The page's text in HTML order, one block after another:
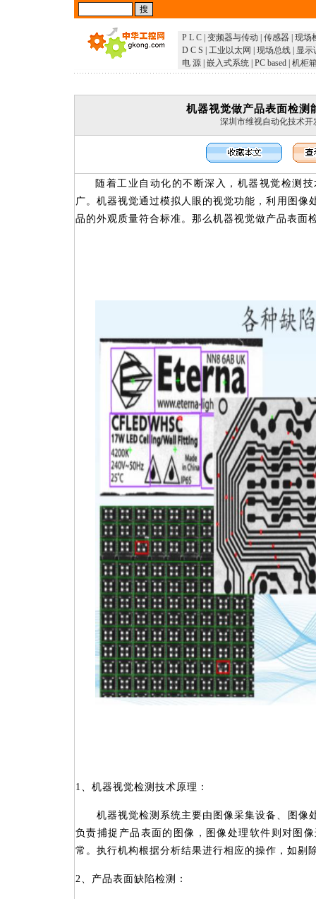
P L C 变频器与传动 传感器 现场
D C S
工业以太网 现场总线
显示
电 源 嵌入式系统 PC based 机柜
机器视觉做产品表面检测
深圳市维视自动化技术开
随着工业自动化的不断深入，机器视觉检测
广。机器视觉通过模拟人眼的视觉功能，利用图像
品的外观质量符合标准。那么机器视觉做产品表面
1、机器视觉检测技术原理 ：
机器视觉检测系统主要由图像采集设备、图像
负责捕捉产品表面的图像，图像处理软件则对图
常。执行机构根据分析结果进行相应的操作，如剔
2、产品表面缺陷检测 ：